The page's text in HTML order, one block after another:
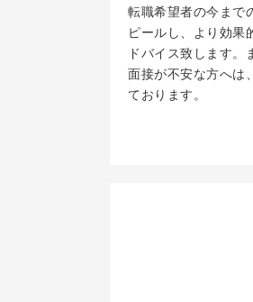
転職希望者の今まで
ピールし、より効果
ドバイス致します。
面接が不安な方へは
ております。